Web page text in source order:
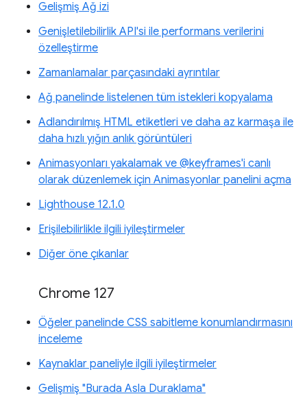
Gelişmiş Ağ izi
Genişletilebilirlik API'si ile performans verilerini
özelleştirme
Zamanlamalar parçasındaki ayrıntılar
Ağ panelinde listelenen tüm istekleri kopyalama
Adlandırılmış HTML etiketleri ve daha az karmaşa ile
daha hızlı yığın anlık görüntüleri
Animasyonları yakalamak ve @keyframes'i canlı
olarak düzenlemek için Animasyonlar panelini açma
Lighthouse 12.1.0
Erişilebilirlikle ilgili iyileştirmeler
Diğer öne çıkanlar
Chrome 127
Öğeler panelinde CSS sabitleme konumlandırmasını
inceleme
Kaynaklar paneliyle ilgili iyileştirmeler
Gelişmiş "Burada Asla Duraklama"